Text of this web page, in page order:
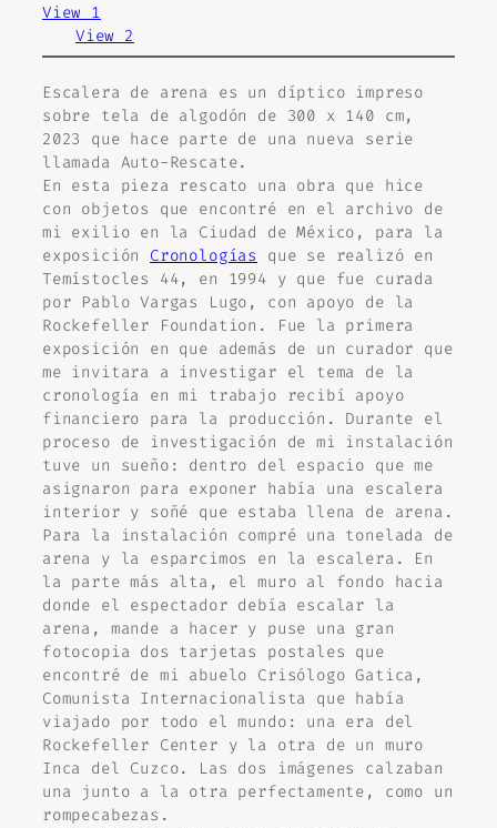
View 1
View 2
Escalera de arena
es un díptico impreso
sobre tela de algodón de 300 x 140 cm,
2023 que hace parte de una nueva serie
llamada Auto-Rescate.
En esta pieza rescato una obra que hice
con objetos que encontré en el archivo de
mi exilio en la Ciudad de México, para la
exposición Cronologías
que se realizó en
Temístocles 44, en 1994 y que fue curada
por Pablo Vargas Lugo, con apoyo de la
Rockefeller Foundation. Fue la primera
exposición en que además de un curador que
me invitara a investigar el tema de la
cronología en mi trabajo recibí apoyo
financiero para la producción. Durante el
proceso de investigación de mi instalación
tuve un sueño: dentro del espacio que me
asignaron para exponer había una escalera
interior y soñé que estaba llena de arena.
Para la instalación compré una tonelada de
arena y la esparcimos en la escalera. En
la parte más alta, el muro al fondo hacia
donde el espectador debía escalar la
arena, mande a hacer y puse una gran
fotocopia dos tarjetas postales que
encontré de mi abuelo Crisólogo Gatica,
Comunista Internacionalista que había
viajado por todo el mundo: una era del
Rockefeller Center y la otra de un muro
Inca del Cuzco. Las dos imágenes calzaban
una junto a la otra perfectamente, como un
rompecabezas.